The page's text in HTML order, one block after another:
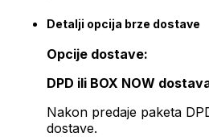
Detalji opcija brze dostave
Opcije dostave:
DPD ili BOX NOW
Nakon predaje paketa
dostave.